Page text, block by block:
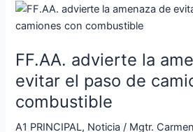
FF.AA. advierte la
evitar el paso de
combustible
A1 PRINCIPAL, Noticia / Mgtr.
FF.AA.
advierte
amenaza
de
el
paso